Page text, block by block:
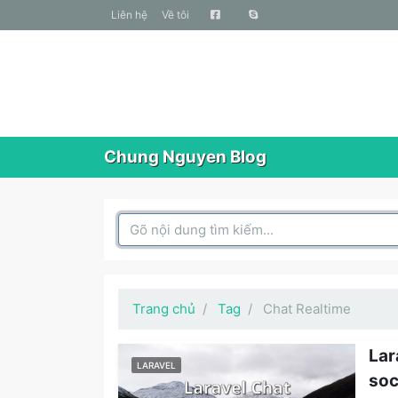
liên hệ Về tôi
Chung Nguyen Blog
Search Box
Trang chủ Tag Chat Realtime
LARAVEL